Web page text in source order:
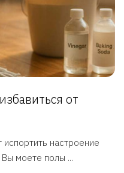
от
настроение
моете полы ...